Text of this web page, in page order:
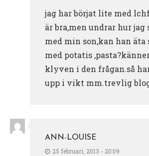
jag har börjat lite med
är bra,men undrar hur jag
med min son,kan han äta
med potatis
klyven i den frågan.så
upp i vikt mm.trevlig
ANN-LOUISE
25 februari, 2013 - 20:09